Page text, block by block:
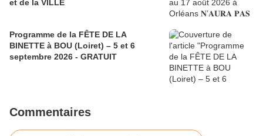
et de la VILLE
Programme de la FÊTE DE LA
BINETTE à BOU (Loiret) – 5 et 6
septembre 2026 - GRATUIT
Commentaires